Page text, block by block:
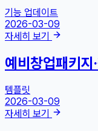
기능 업데이트
2026-03-09
자세히 보기
예비창업패키
템플릿
2026-03-09
자세히 보기